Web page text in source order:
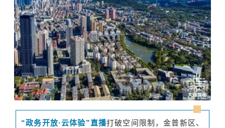
“政务开放·云体验”直播打破空间限制，金普新区、